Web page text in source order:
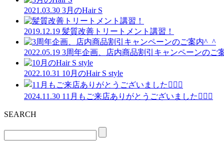
2021.03.30 3月のHair S
2019.12.19 髪質改善トリートメント講習！
2022.05.19 3周年企画、店内商品割引キャンペーンのご
2022.10.31 10月のHair S style
2024.11.30 11月もご来店ありがとうございました🙇🏻‍♂️
SEARCH